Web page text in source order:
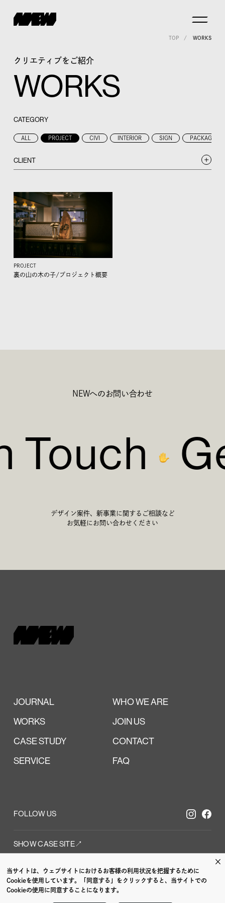
TOP WORKS
クリエティブをご紹介
WORKS
CATEGORY
ALL PROJECT CIVI INTERIOR SIGN PACKAGE
CLIENT
PROJECT
裏の山の木の子/プロジェクト概要
NEWへのお問い合わせ
Touch
デザイン案件、新事業に関するご相談など
お気軽にお問い合わせください
×
当サイトは、ウェブサイトにおけるお客様の利用状況を把握するために
Cookieを使用しています。「同意する」をクリックすると、当サイトでの
Cookieの使用に同意することになります。
JOURNAL
WHO WE ARE
WORKS
JOIN US
CASE STUDY
CONTACT
SERVICE
FAQ
FOLLOW US
SHOW CASE SITE↗︎
/CI VI /